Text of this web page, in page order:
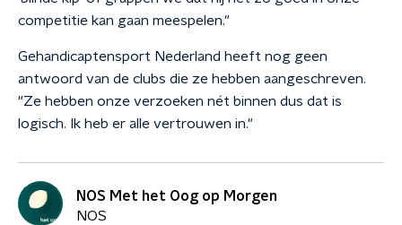
competitie kan gaan meespelen."
Gehandicaptensport Nederland heeft nog geen
antwoord van de clubs die ze hebben aangeschreven.
"Ze hebben onze verzoeken nét binnen dus dat is
logisch. Ik heb er alle vertrouwen in."
NOS Met het Oog op Morgen
NOS